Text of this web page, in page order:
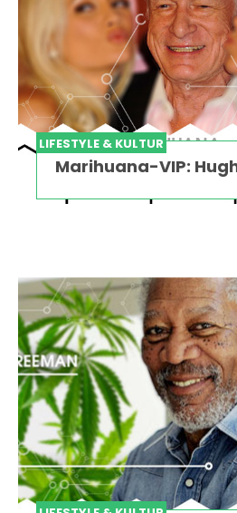
LIFESTYLE & KULTUR
Marihuana-VIP: